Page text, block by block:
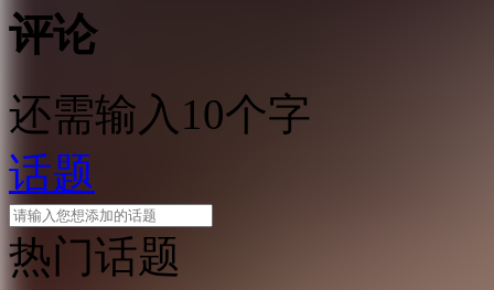
评论
还需输入10个字
话题
热门话题